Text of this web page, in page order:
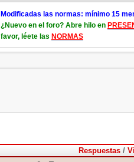
Modificadas las normas: mínimo 15
¿Nuevo en el foro? Abre hilo en
favor, léete las NORMAS
Respuestas /